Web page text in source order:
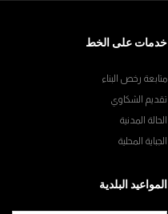
خدمات على الخط
متابعة رخص البناء
تقديم الشكاوي
الحالة المدنية
الجباية المحلية
المواعيد البلدية